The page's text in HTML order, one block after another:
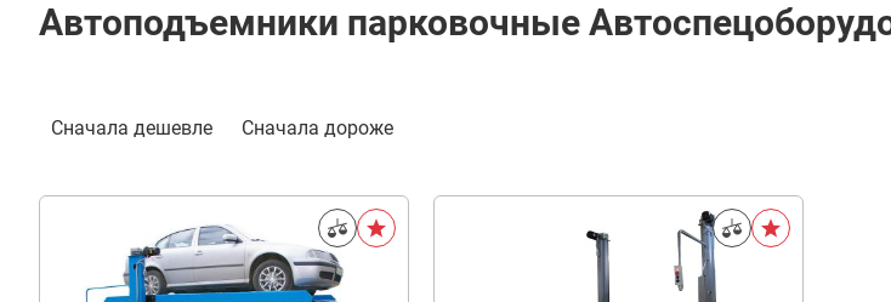
Автоподъемники парковочные
Сначала дешевле Сначала дороже
Фильтр